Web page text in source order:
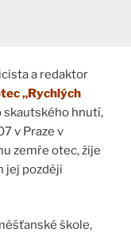
a redaktor
„Rychlých
skautského hnutí,
v Praze v
zemře otec, žije
jej později
škole,